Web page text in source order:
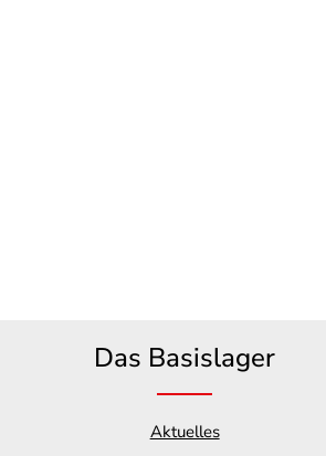
Das Basislager
Aktuelles